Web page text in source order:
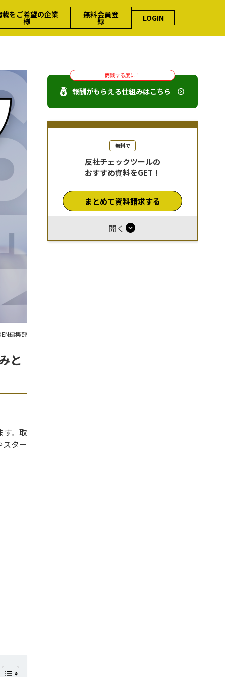
載をご希望の企業
様
無料会員登
録 LOGIN
編集部
と
す。取
ター
商談する度に！
報酬がもらえる仕組みはこちら
無料で
反社チェックツールの
おすすめ資料をGET！
まとめて資料請求する
開く expand_circle_down